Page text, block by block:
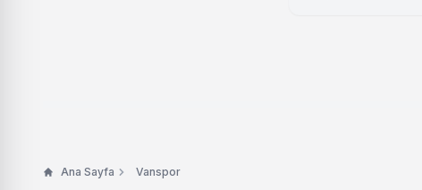
Ana Sayfa Vanspor